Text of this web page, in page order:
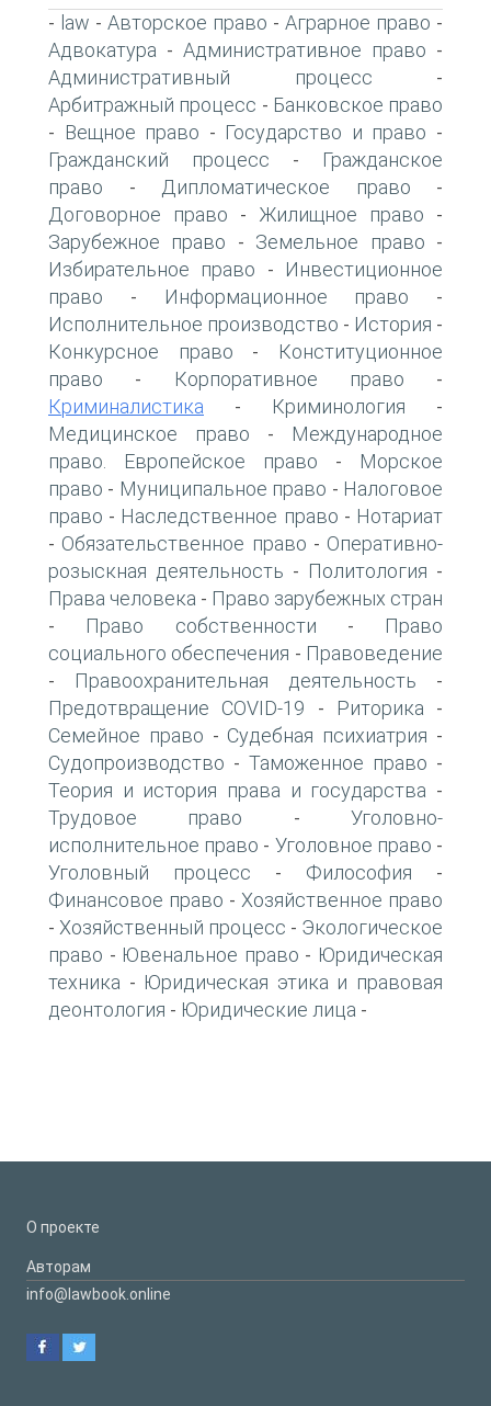
- law - Авторское право - Аграрное право -
Адвокатура - Административное право -
Административный процесс -
Арбитражный процесс - Банковское право
- Вещное право - Государство и право -
Гражданский процесс -
Гражданское
право - Дипломатическое право -
Договорное право - Жилищное право -
Зарубежное право - Земельное право -
Избирательное право -
Инвестиционное
право - Информационное право -
Исполнительное производство - История -
Конкурсное право -
Конституционное
право - Корпоративное право -
Криминалистика - Криминология -
Медицинское право -
Международное
право. Европейское право -
Морское
право - Муниципальное право - Налоговое
право - Наследственное право - Нотариат
- Обязательственное право - Оперативно-
розыскная деятельность - Политология -
Права человека - Право зарубежных стран
- Право собственности -
Право
социального обеспечения - Правоведение
- Правоохранительная деятельность -
Предотвращение COVID-19 - Риторика -
Семейное право - Судебная психиатрия -
Судопроизводство - Таможенное право -
Теория и история права и государства -
Трудовое право -Уголовно-
исполнительное право - Уголовное право -
Уголовный процесс - Философия -
Финансовое право - Хозяйственное право
- Хозяйственный процесс - Экологическое
право - Ювенальное право - Юридическая
техника - Юридическая этика и правовая
деонтология - Юридические лица -
О проекте
Авторам
info@lawbook.online